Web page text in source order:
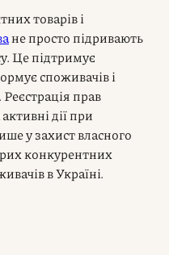
товарів і
не просто підривають
Це підтримує
споживачів і
Реєстрація прав
дії при
у захист власного
конкурентних
в Україні.